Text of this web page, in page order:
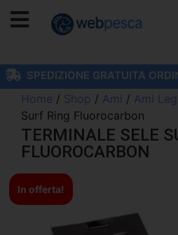
SPEDIZIONE GRATUITA
Home / Shop / Ami / Ami
Surf Ring Fluorocarbon
TERMINALE SELE
FLUOROCARBON
In offerta!